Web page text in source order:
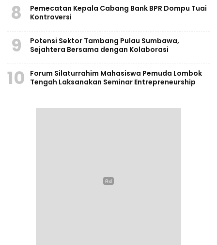
8
Pemecatan Kepala Cabang Bank BPR Dompu Tuai
Kontroversi
9
Potensi Sektor Tambang Pulau Sumbawa,
Sejahtera Bersama dengan Kolaborasi
10
Forum Silaturrahim Mahasiswa Pemuda Lombok
Tengah Laksanakan Seminar Entrepreneurship